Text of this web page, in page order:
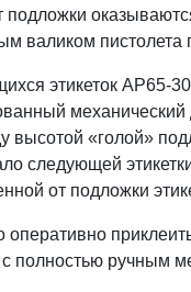
валиком пистолета
этикеток AP65-
высотой «голой»
следующей
от подложки
полностью ручным